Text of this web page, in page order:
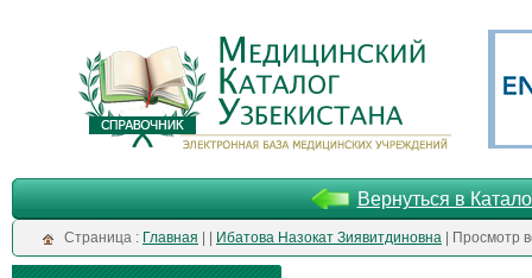
Вернуться в
Cтраница : Главная Ибатова Назокат Зиявитдиновна | Просмотр